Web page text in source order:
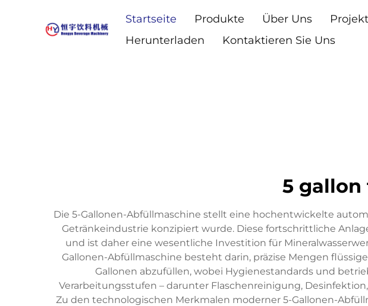
Startseite Produkte Über Uns
Herunterladen
Kontaktieren Sie Uns
5
Die 5-Gallonen-Abfüllmaschine stellt eine hochentwickelte
Getränkeindustrie konzipiert wurde. Diese fortschrittliche
und ist daher eine wesentliche Investition für
Gallonen-Abfüllmaschine besteht darin, präzise Mengen
Gallonen abzufüllen, wobei Hygienestandards und
Verarbeitungsstufen – darunter Flaschenreinigung,
Zu den technologischen Merkmalen moderner 5-Gallonen-